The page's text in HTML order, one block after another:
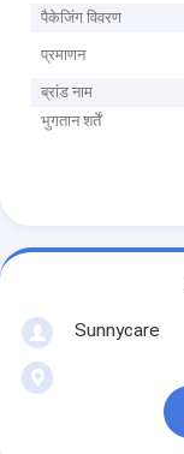
पैकेजिंग विवरण
प्रमाणन
ब्रांड नाम
भुगतान शर्तें
Sunnycare